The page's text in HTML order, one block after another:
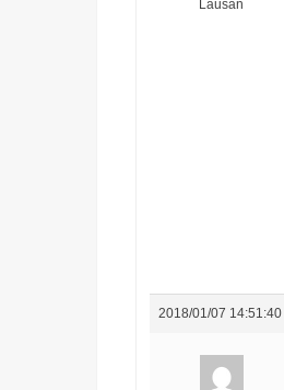
Lausan
2018/01/07 14:51:40